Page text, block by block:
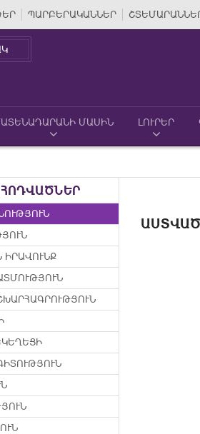
ՊԱՐԲԵՐԱԿԱՆՆԵՐ
ՄԱՍԻՆ ԼՈՒՐԵՐ
ԻՐԱՎՈՒՆՔ